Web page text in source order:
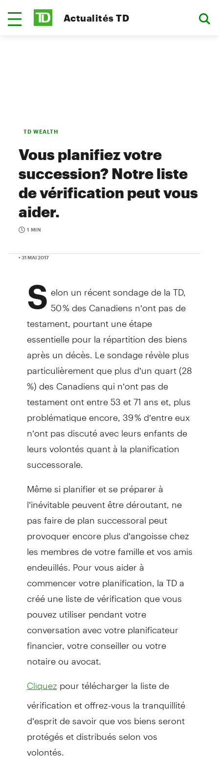
Actualités TD
TD WEALTH
Vous planifiez votre
succession? Notre liste
de vérification peut vous
aider.
1 MIN
• 31 MAI 2017
S elon un récent sondage de la TD,
50 % des Canadiens n’ont pas de
testament, pourtant une étape
essentielle pour la répartition des biens
après un décès. Le sondage révèle plus
particulièrement que plus d’un quart (28
%) des Canadiens qui n’ont pas de
testament ont entre 53 et 71 ans et, plus
problématique encore, 39 % d’entre eux
n’ont pas discuté avec leurs enfants de
leurs volontés quant à la planification
successorale.
Même si planifier et se préparer à
l’inévitable peuvent être déroutant, ne
pas faire de plan successoral peut
provoquer encore plus d’angoisse chez
les membres de votre famille et vos amis
endeuillés. Pour vous aider à
commencer votre planification, la TD a
créé une liste de vérification que vous
pouvez utiliser pendant votre
conversation avec votre planificateur
financier, votre conseiller ou votre
notaire ou avocat.
Cliquez pour télécharger la liste de
vérification et offrez-vous la tranquillité
d’esprit de savoir que vos biens seront
protégés et distribués selon vos
volontés.